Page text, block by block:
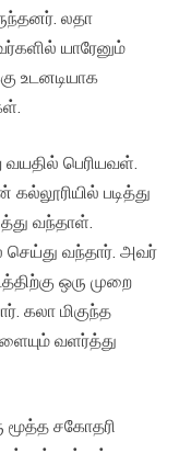
லதா
யாரேனும்
உடனடியாக
பெரியவள்.
படித்து
வந்தாள்.
வந்தார். அவர்
ஒரு முறை
கலா மிகுந்த
வளர்த்து
மூத்த சகோதரி